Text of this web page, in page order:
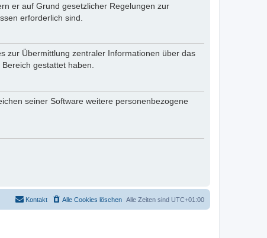
er auf Grund gesetzlicher Regelungen zur
erforderlich sind.
zur Übermittlung zentraler Informationen über das
gestattet haben.
seiner Software weitere personenbezogene
Alle Zeiten sind UTC+01:00
Alle Cookies löschen
Kontakt